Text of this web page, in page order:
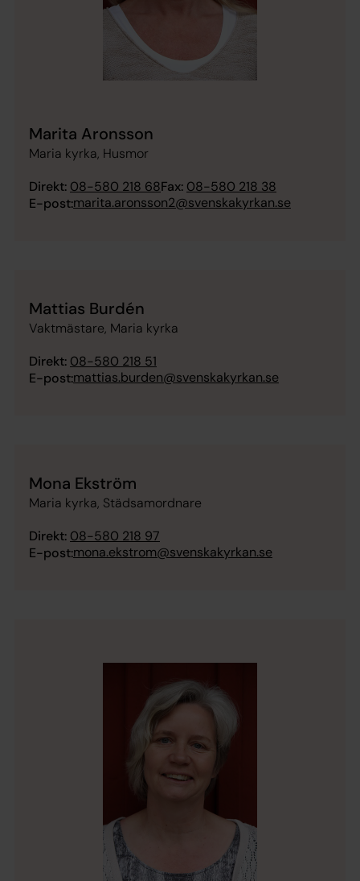
Marita Aronsson
Maria kyrka, Husmor
Direkt: 08-580 218 68Fax: 08-580 218 38
E-post:marita.aronsson2@svenskakyrkan.se
Mattias Burdén
Vaktmästare, Maria kyrka
Direkt: 08-580 218 51
E-post:mattias.burden@svenskakyrkan.se
Mona Ekström
Maria kyrka, Städsamordnare
Direkt: 08-580 218 97
E-post:mona.ekstrom@svenskakyrkan.se